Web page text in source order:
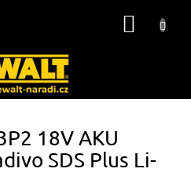
18V AKU
SDS Plus Li-